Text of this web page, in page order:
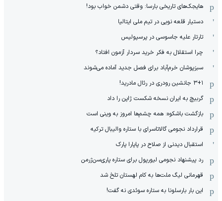
هایجک‌های تاریخی بارسا: وقتی دشمن خواب بود!
دستیار قلعه نویی در تیم ملی ایتالیا
تارتار علیه جاسوسی در پرسپولیس
چرا استقلال به فکر خرید سردار آزمون افتاد؟
سبزپوشان خرم‌آباد برای فصل جدید آماده می‌شوند
۳+۱ جانشین رودری در رئال مادرید!
گربیچ به ایران نسخه شکست ژاپن را داد
بازگشت باشکوه: همه چشم‌ها امروز به وینی است
قرارداد نجومی گالاتاسرای با ستاره والیبال ترکیه
استقبال دیدنی از صلاح در پاپارا پارک
رد پیشنهاد نجومی لیورپول برای ستاره پاری‌سن‌ژرمن
قهرمانی لیگ ملت‌ها به کام لهستان تلخ شد
این بار بارسلونا به ستاره سوئدی نه گفت!